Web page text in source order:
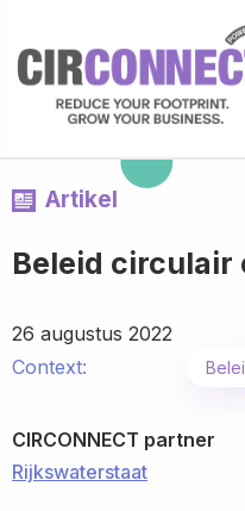
Artikel
Beleid circulair
26 augustus 2022
Context:
CIRCONNECT partner
Rijkswaterstaat